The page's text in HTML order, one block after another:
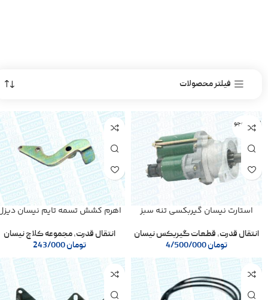
فیلتر محصولات
اتمام موجو
دی
استارت نیسان گیربکسی تنه سبز
انتقال قدرت, قطعات گیربکس نیسان
تومان
اهرم کشش تسمه تایم نیسان
انتقال قدرت,مجموعه کلاچ نیسان
تومان